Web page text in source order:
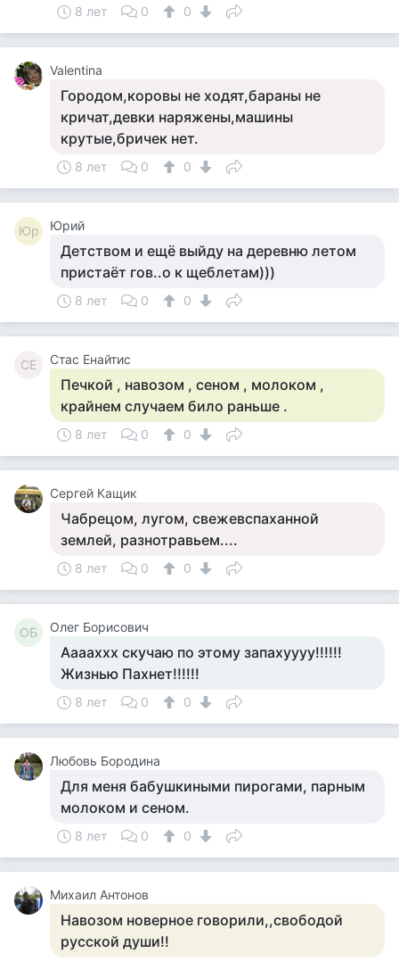
8 лет 0 0
Valentina
Городом,коровы не ходят,бараны не
кричат,девки наряжены,машины
крутые,бричек нет.
8 лет 0 0
Юр Юрий
Детством и ещё выйду на деревню летом
пристаёт гов..о к щеблетам)))
8 лет 0 0
СЕ Стас Енайтис
Печкой , навозом , сеном , молоком ,
крайнем случаем било раньше .
8 лет 0 0
Сергей Кащик
Чабрецом, лугом, свежевспаханной
землей, разнотравьем....
8 лет 0 0
ОБ Олег Борисович
Ааааххх скучаю по этому запахуууу!!!!!!
Жизнью Пахнет!!!!!!
8 лет 0 0
Любовь Бородина
Для меня бабушкиными пирогами, парным
молоком и сеном.
8 лет 0 0
Михаил Антонов
Навозом новерное говорили,,свободой
русской души!!